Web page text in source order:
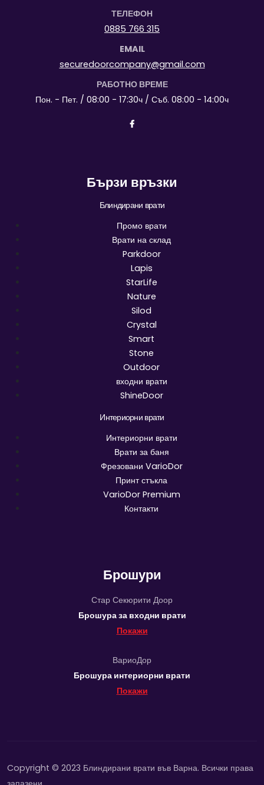
ТЕЛЕФОН
0885 766 315
EMAIL
securedoorcompany@gmail.com
РАБОТНО ВРЕМЕ
Пон. - Пет. / 08:00 - 17:30ч / Съб. 08:00 - 14:00ч
Бързи връзки
Блиндирани врати
Промо врати
Врати на склад
Parkdoor
Lapis
StarLife
Nature
Silod
Crystal
Smart
Stone
Outdoor
входни врати
ShineDoor
Интериорни врати
Интериорни врати
Врати за баня
Фрезовани VarioDor
Принт стъкла
VarioDor Premium
Контакти
Брошури
Стар Секюрити Доор
Брошура за входни врати
Покажи
ВариоДор
Брошура интериорни врати
Покажи
Copyright © 2023 Блиндирани врати във Варна. Всички права